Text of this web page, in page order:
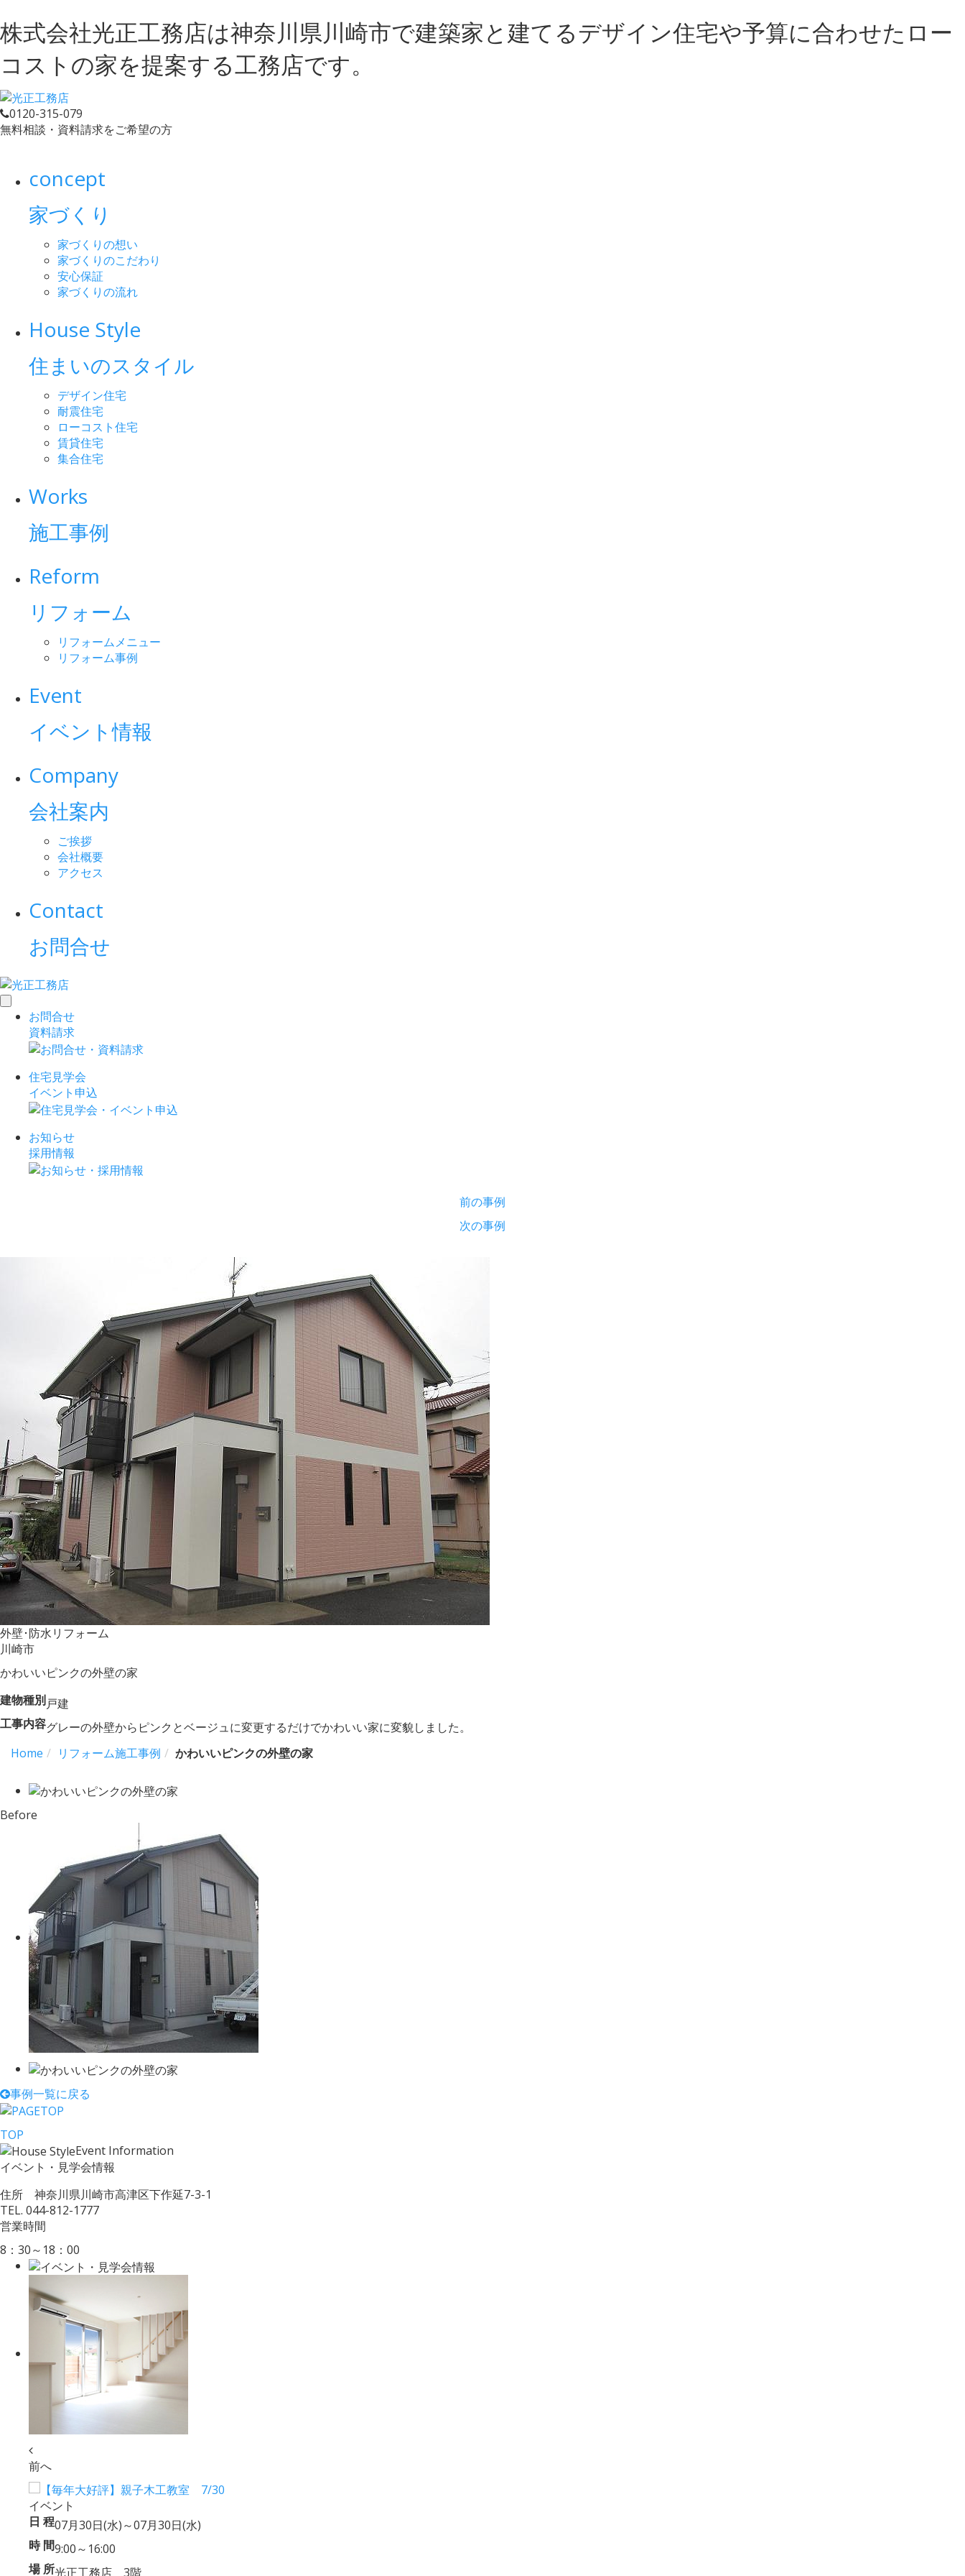
株式会社光正工務店は神奈川県川崎市で建築家と建てるデザイン住宅や予算に合わせたロー
コストの家を提案する工務店です。
0120-315-079
無料相談・資料請求をご希望の方
concept
家づくり
家づくりの想い
家づくりのこだわり
安心保証
家づくりの流れ
House Style
住まいのスタイル
デザイン住宅
耐震住宅
ローコスト住宅
賃貸住宅
集合住宅
Works
施工事例
Reform
リフォーム
リフォームメニュー
リフォーム事例
Event
イベント情報
Company
会社案内
ご挨拶
会社概要
アクセス
Contact
お問合せ
toggle
navigation
お問合せ
資料請求
住宅見学会
イベント申込
お知らせ
採用情報
前の事例
次の事例
外壁･防水リフォーム
川崎市
かわいいピンクの外壁の家
建物種別戸建
工事内容グレーの外壁からピンクとベージュに変更するだけでかわいい家に変貌しました。
Home
リフォーム施工事例 かわいいピンクの外壁の家
Before
事例一覧に戻る
TOP
Event Information
イベント・見学会情報
住所 神奈川県川崎市高津区下作延7-3-1
TEL. 044-812-1777
営業時間
8：30～18：00
前へ
イベント
日 程07月30日(水)～07月30日(水)
時 間9:00～16:00
場 所光正工務店 3階